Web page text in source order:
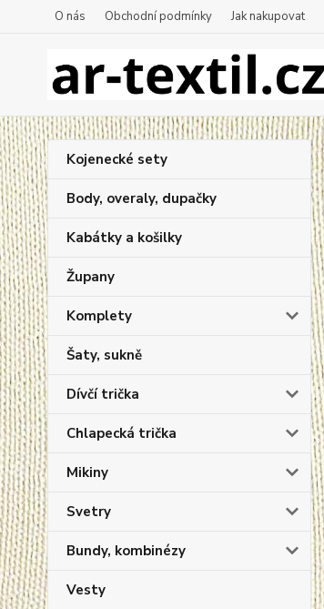
O nás Obchodní podmínky Jak nakupovat
Kojenecké sety
Body, overaly, dupačky
Kabátky a košilky
Župany
Komplety
Šaty, sukně
Dívčí trička
Chlapecká trička
Mikiny
Svetry
Bundy, kombinézy
Vesty